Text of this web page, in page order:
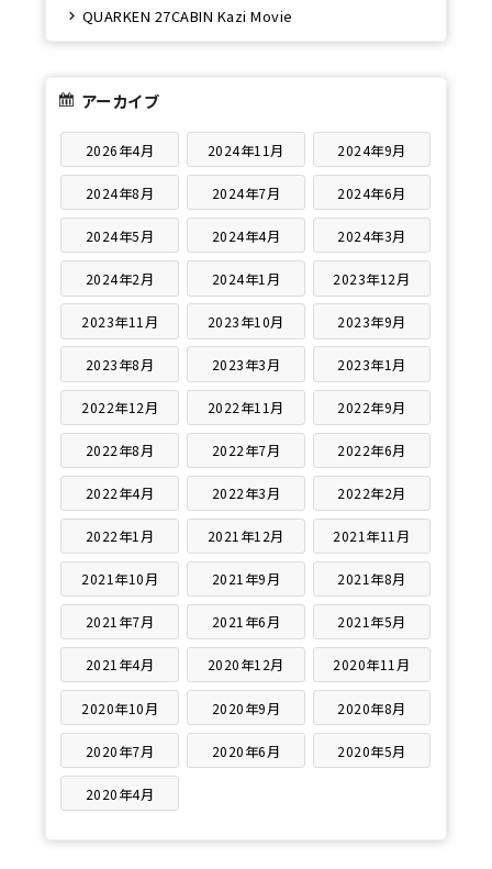
QUARKEN 27CABIN Kazi Movie
アーカイブ
2026年4月 2024年11月 2024年9月
2024年8月 2024年7月 2024年6月
2024年5月 2024年4月 2024年3月
2024年2月 2024年1月 2023年12月
2023年11月 2023年10月 2023年9月
2023年8月 2023年3月 2023年1月
2022年12月 2022年11月 2022年9月
2022年8月 2022年7月 2022年6月
2022年4月 2022年3月 2022年2月
2022年1月 2021年12月 2021年11月
2021年10月 2021年9月 2021年8月
2021年7月 2021年6月 2021年5月
2021年4月 2020年12月 2020年11月
2020年10月 2020年9月 2020年8月
2020年7月 2020年6月 2020年5月
2020年4月